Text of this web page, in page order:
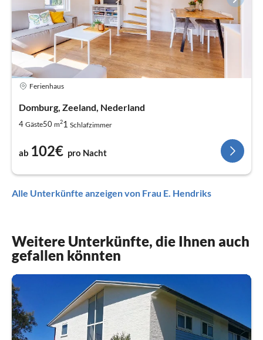
Ferienhaus
Domburg, Zeeland, Nederland
4 Gäste50 m21 Schlafzimmer
ab 102€ pro Nacht
Alle Unterkünfte anzeigen von Frau E. Hendriks
Weitere Unterkünfte, die Ihnen auch
gefallen könnten